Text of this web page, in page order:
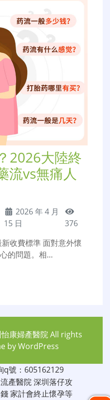
2026大陸終
流vs無痛人
2026 年 4 月
15 日
376
收費標準 面對意外懷
的問題。相…
康婦產醫院All rights
byWordPress
q號：605162129
產醫院深圳落仔攻
家計會終止懷孕等